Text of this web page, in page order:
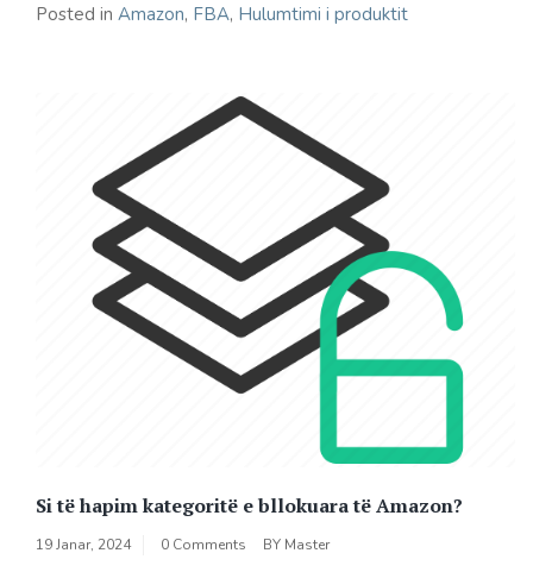
Posted in Amazon, FBA, Hulumtimi i produktit
Si të hapim kategoritë e bllokuara të Amazon?
19 Janar, 2024 0 Comments BY Master